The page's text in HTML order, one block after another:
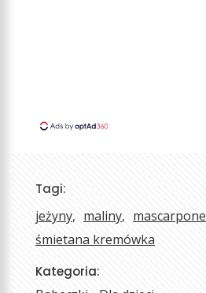
Tagi:
jeżyny maliny
mascarpone
śmietana kremówka
Kategoria: